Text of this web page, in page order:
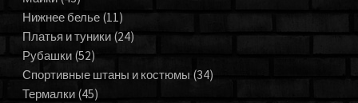
Нижнее белье (11)
Платья и туники (24)
Рубашки (52)
Спортивные штаны и костюмы (34)
Термалки (45)